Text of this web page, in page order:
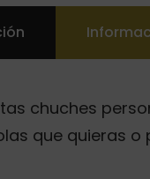
chuches
que quieras o